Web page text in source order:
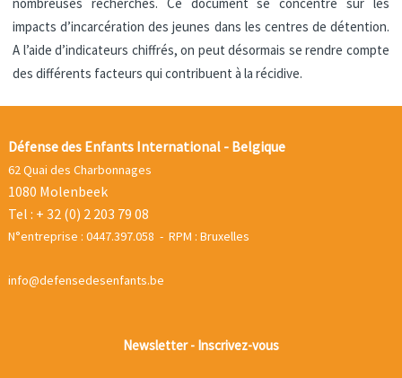
nombreuses recherches. Ce document se concentre sur les
impacts d’incarcération des jeunes dans les centres de détention.
A l’aide d’indicateurs chiffrés, on peut désormais se rendre compte
des différents facteurs qui contribuent à la récidive.
Défense des Enfants International - Belgique
62 Quai des Charbonnages
1080 Molenbeek
Tel : + 32 (0) 2 203 79 08
N°entreprise : 0447.397.058 - RPM : Bruxelles
info@defensedesenfants.be
Newsletter - Inscrivez-vous